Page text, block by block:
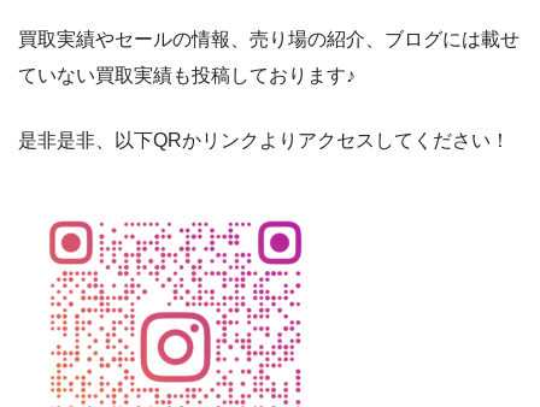
買取実績やセールの情報、売り場の紹介、ブログには載せ
ていない買取実績も投稿しております♪
是非是非、以下QRかリンクよりアクセスしてください！